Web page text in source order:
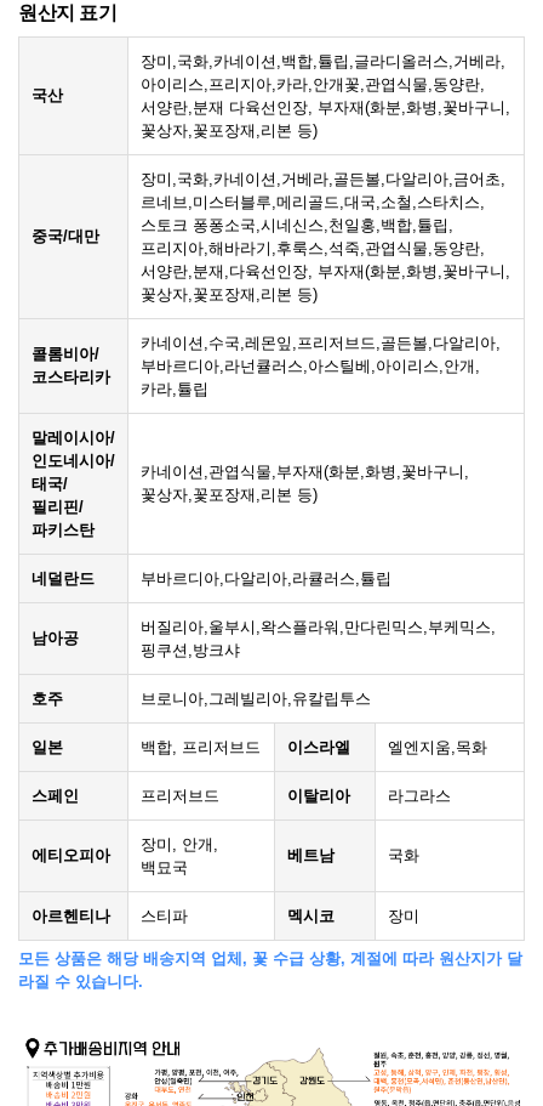
원산지 표기
국산
장미,국화,카네이션,백합,튤립,글라디올러스,거베라,
아이리스,프리지아,카라,안개꽃,관엽식물,동양란,
서양란,분재 다육선인장, 부자재(화분,화병,꽃바구니,
꽃상자,꽃포장재,리본 등)
중국/대만
장미,국화,카네이션,거베라,골든볼,다알리아,금어초,
르네브,미스터블루,메리골드,대국,소철,스타치스,
스토크 퐁퐁소국,시네신스,천일홍,백합,튤립,
프리지아,해바라기,후룩스,석죽,관엽식물,동양란,
서양란,분재,다육선인장, 부자재(화분,화병,꽃바구니,
꽃상자,꽃포장재,리본 등)
콜롬비아/
코스타리카
카네이션,수국,레몬잎,프리저브드,골든볼,다알리아,
부바르디아,라넌큘러스,아스틸베,아이리스,안개,
카라,튤립
말레이시아/
인도네시아/
태국/
필리핀/
파키스탄
카네이션,관엽식물,부자재(화분,화병,꽃바구니,
꽃상자,꽃포장재,리본 등)
네덜란드 부바르디아,다알리아,라큘러스,튤립
남아공
버질리아,울부시,왁스플라워,만다린믹스,부케믹스,
핑쿠션,방크샤
호주 브로니아,그레빌리아,유칼립투스
일본 백합, 프리저브드 이스라엘 엘엔지움,목화
스페인 프리저브드 이탈리아 라그라스
에티오피아
장미, 안개,
백묘국
베트남 국화
아르헨티나 스티파 멕시코 장미
모든 상품은 해당 배송지역 업체, 꽃 수급 상황, 계절에 따라 원산지가 달
라질 수 있습니다.